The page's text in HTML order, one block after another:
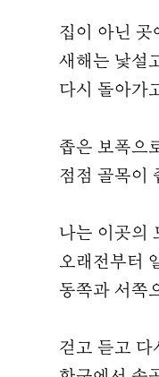
집이 아닌 곳
새해는 낯설고
다시 돌아가고
좁은 보폭으로
점점 골목이
나는 이곳의
오래전부터 알
동쪽과 서쪽
걷고 듣고 다